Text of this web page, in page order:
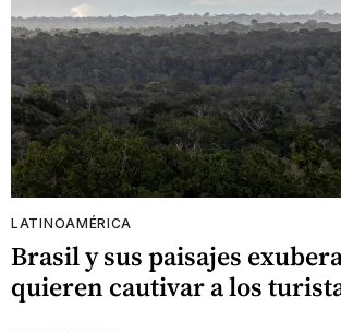
LATINOAMÉRICA
Brasil y sus paisajes
quieren cautivar a los